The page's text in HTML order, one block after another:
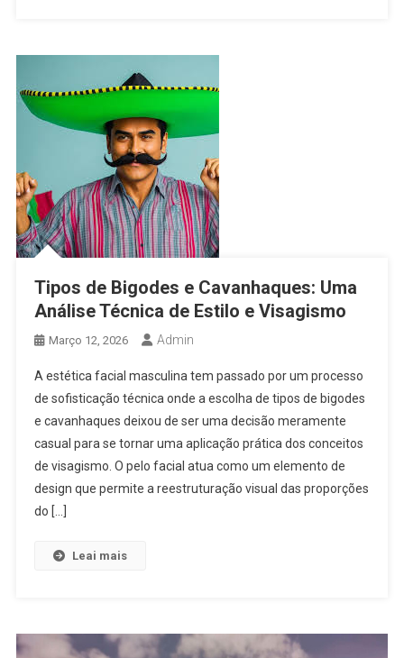
Tipos de Bigodes e Cavanhaques: Uma
Análise Técnica de Estilo e Visagismo
Março 12, 2026 Admin
A estética facial masculina tem passado por um processo
de sofisticação técnica onde a escolha de tipos de bigodes
e cavanhaques deixou de ser uma decisão meramente
casual para se tornar uma aplicação prática dos conceitos
de visagismo. O pelo facial atua como um elemento de
design que permite a reestruturação visual das proporções
do […]
Leai mais